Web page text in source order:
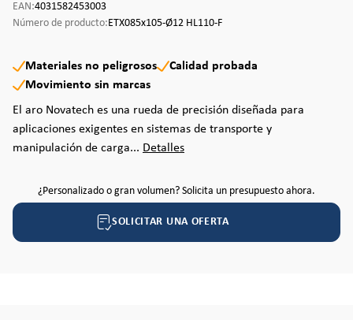
EAN:4031582453003
Número de producto:ETX085x105-Ø12 HL110-F
Materiales no peligrosos
Calidad probada
Movimiento sin marcas
El aro Novatech es una rueda de precisión diseñada para
aplicaciones exigentes en sistemas de transporte y
manipulación de carga... Detalles
¿Personalizado o gran volumen? Solicita un presupuesto ahora.
SOLICITAR UNA OFERTA